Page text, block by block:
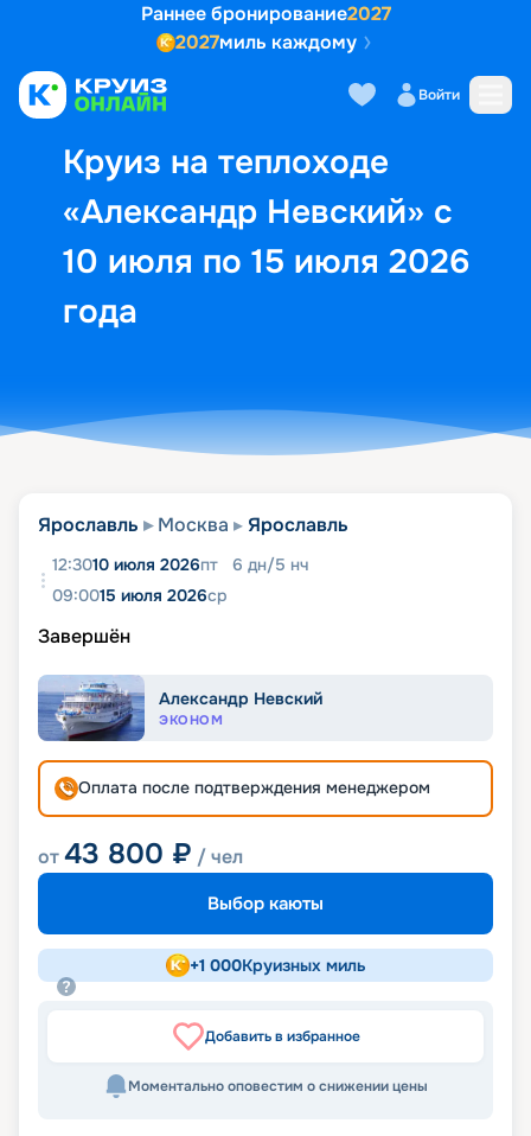
Раннее бронирование2027
2027миль каждому
Войти
Круиз на теплоходе
«Александр Невский» с
10 июля по 15 июля 2026
года
Выбор кают Маршрут и
Ярославль Москва Ярославль
12:3010 июля 2026пт 6 дн/5 нч
09:0015 июля 2026ср
Завершён
Александр Невский
ЭКОНОМ
Оплата после подтверждения менеджером
от43 800 ₽ / чел
Выбор каюты
+1 000Круизных миль
Добавить в избранное
Моментально оповестим о снижении цены